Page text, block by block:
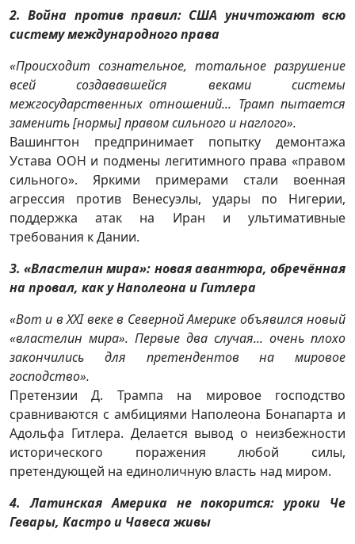
2. Война против правил: США уничтожают всю
систему международного права
«Происходит сознательное, тотальное разрушение
всей создававшейся веками системы
межгосударственных отношений... Трамп пытается
заменить [нормы] правом сильного и наглого».
Вашингтон предпринимает попытку демонтажа
Устава ООН и подмены легитимного права «правом
сильного». Яркими примерами стали военная
агрессия против Венесуэлы, удары по Нигерии,
поддержка атак на Иран и ультимативные
требования к Дании.
3. «Властелин мира»: новая авантюра, обречённая
на провал, как у Наполеона и Гитлера
«Вот и в ХХI веке в Северной Америке объявился новый
«властелин мира». Первые два случая... очень плохо
закончились для претендентов на мировое
господство».
Претензии Д. Трампа на мировое господство
сравниваются с амбициями Наполеона Бонапарта и
Адольфа Гитлера. Делается вывод о неизбежности
исторического поражения любой силы,
претендующей на единоличную власть над миром.
4. Латинская Америка не покорится: уроки Че
Гевары, Кастро и Чавеса живы